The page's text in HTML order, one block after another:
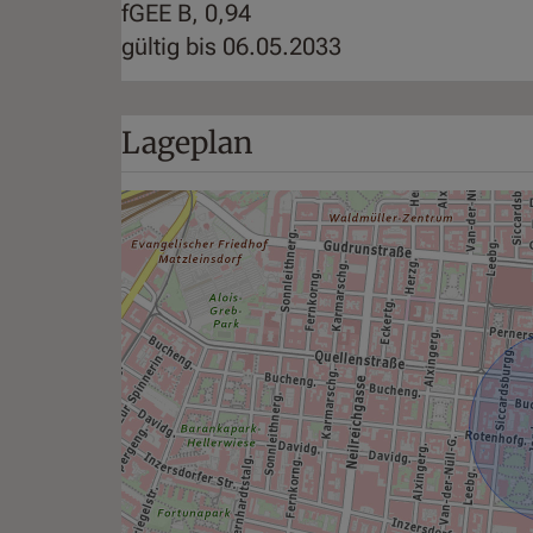
fGEE B, 0,94
gültig bis 06.05.2033
Lageplan